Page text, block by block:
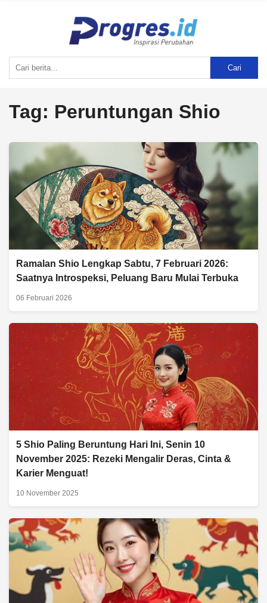
Cari
Tag: Peruntungan Shio
Ramalan Shio Lengkap Sabtu, 7 Februari 2026:
Saatnya Introspeksi, Peluang Baru Mulai Terbuka
06 Februari 2026
5 Shio Paling Beruntung Hari Ini, Senin 10
November 2025: Rezeki Mengalir Deras, Cinta &
Karier Menguat!
10 November 2025